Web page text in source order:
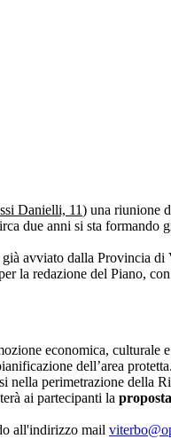
Danielli, 11) una riunione
due anni si sta
avviato dalla Provincia
la redazione del Piano,
economica, culturale
dell’area
nella perimetrazione della
ai partecipanti la
all'indirizzo mail